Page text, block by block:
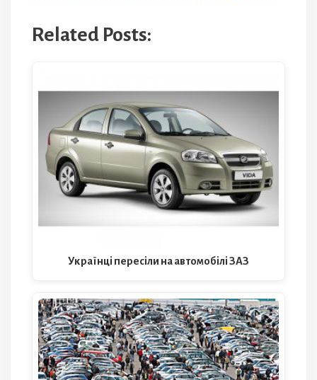
Related Posts:
Українці пересіли на автомобілі ЗАЗ